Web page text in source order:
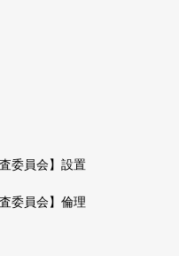
委員会】設置
委員会】倫理